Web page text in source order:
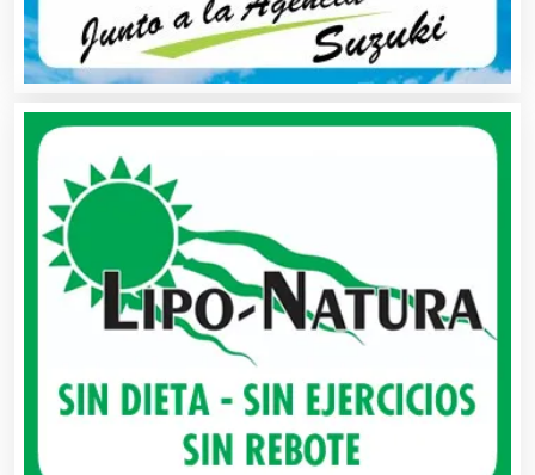
Aparatos y Equipos Eléctricos
Arquitectos
Artes Gráficas
Artesanías
Artículos de Oficina